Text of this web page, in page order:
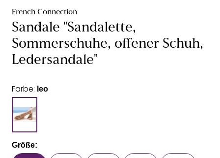
French Connection
Sandale "Sandalette,
Sommerschuhe, offener Schuh,
Ledersandale"
Farbe: leo
Größe: